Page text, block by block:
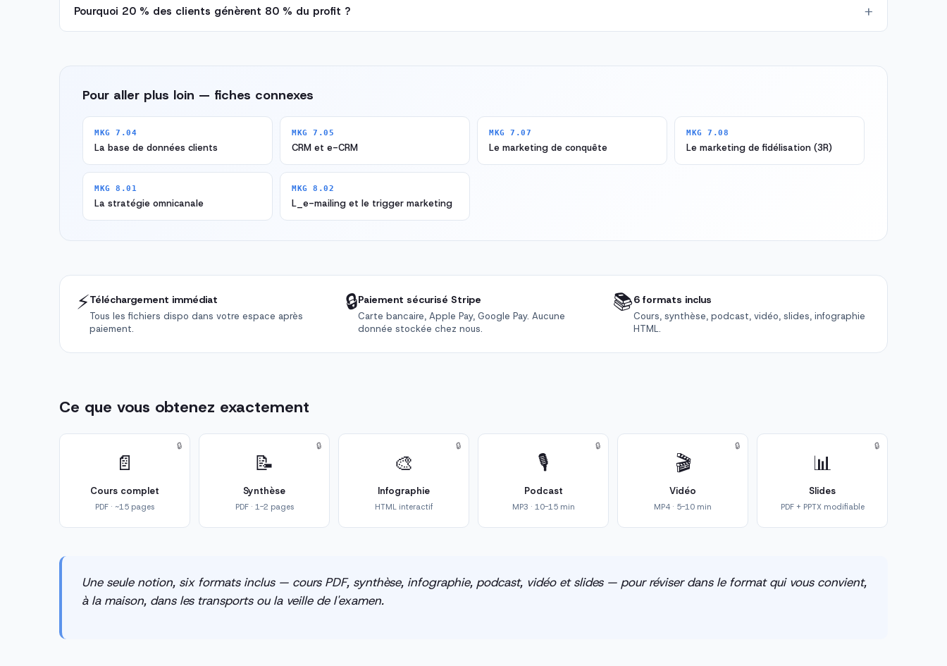
Pourquoi 20 % des clients génèrent 80 % du profit ?
Pour aller plus loin — fiches connexes
MKG 7.04
La base de données clients
MKG 7.05
CRM et e-CRM
MKG 7.07
Le marketing de conquête
MKG 7.08
Le marketing de fidélisation (3R)
MKG 8.01
La stratégie omnicanale
MKG 8.02
L_e-mailing et le trigger marketing
⚡Téléchargement immédiat
Tous les fichiers dispo dans votre espace après
paiement.
🔒Paiement sécurisé Stripe
Carte bancaire, Apple Pay, Google Pay. Aucune
donnée stockée chez nous.
📚6 formats inclus
Cours, synthèse, podcast, vidéo, slides, infographie
HTML.
Ce que vous obtenez exactement
📄
Cours complet
PDF · ~15 pages
🔒
📝
Synthèse
PDF · 1-2 pages
🔒
🎨
Infographie
HTML interactif
🔒
🎙️
Podcast
MP3 · 10-15 min
🔒
🎬
Vidéo
MP4 · 5-10 min
🔒
📊
Slides
PDF + PPTX modifiable
🔒
Une seule notion, six formats inclus — cours PDF, synthèse, infographie, podcast, vidéo et slides — pour réviser dans le format qui vous convient,
à la maison, dans les transports ou la veille de l'examen.